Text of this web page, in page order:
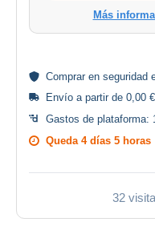
Más
Comprar en seguridad
Envío a partir de 0,00
Gastos de plataforma:
Queda 4 días 5 horas
32